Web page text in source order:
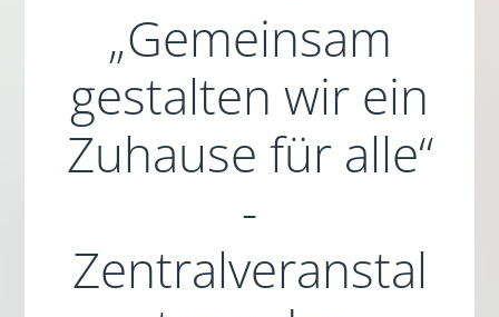
„Gemeinsam
gestalten wir ein
Zuhause für alle“
-
Zentralveranstal